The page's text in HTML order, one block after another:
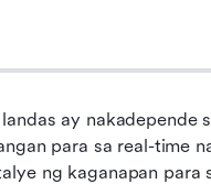
ay nakadepende
para sa real-time
ng kaganapan